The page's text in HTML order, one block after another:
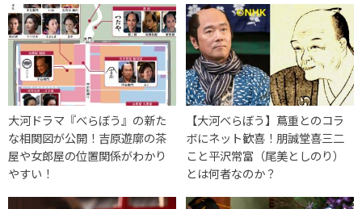
大河ドラマ『べらぼう』の新た
な相関図が公開！吉原遊廓の茶
屋や女郎屋の位置関係がわかり
やすい！
【大河べらぼう】蔦重とのコラ
ボにネット歓喜！朋誠堂喜三二
こと平沢常富（尾美としのり）
とは何者なのか？